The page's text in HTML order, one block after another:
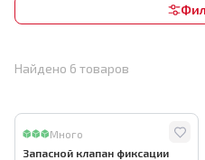
Найдено 6 товаров
Много
Запасной клапан фиксации